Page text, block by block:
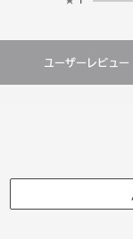
ユーザーレビュー